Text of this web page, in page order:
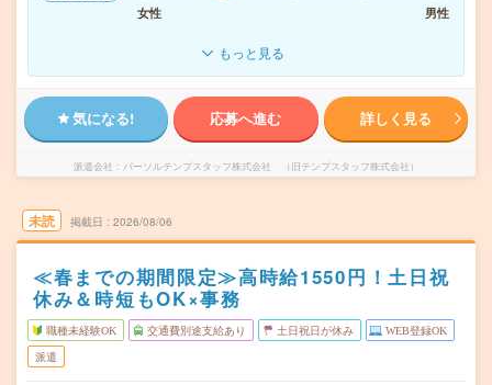
女性
男性
もっと見る
気になる! 応募へ進む 詳しく見る
派遣会社 パーソルテンプスタッフ株式会社 （旧テンプスタッフ株式会社）
未読 掲載日 2026/08/06
≪春までの期間限定≫高時給1550円！土日祝
休み＆時短もOK×事務
職種未経験OK 交通費別途支給あり 土日祝日が休み WEB登録OK
派遣